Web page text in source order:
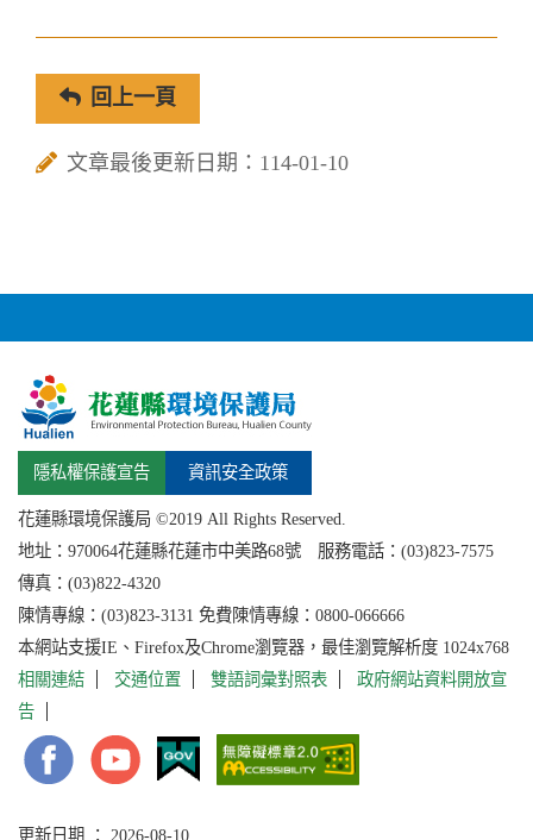
回上一頁
文章最後更新日期：114-01-10
隱私權保護宣告 資訊安全政策
花蓮縣環境保護局 ©2019 All Rights Reserved.
地址： 970064花蓮縣花蓮市中美路68號 服務電話：(03)823-7575
傳真：(03)822-4320
陳情專線：(03)823-3131 免費陳情專線：0800-066666
本網站支援IE、Firefox及Chrome瀏覽器，最佳瀏覽解析度 1024x768
相關連結
交通位置 雙語詞彙對照表
政府網站資料開放宣
告
更新日期 ： 2026-08-10